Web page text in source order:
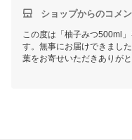
ショップからのコメ
この度は「柚子みつ500ml
す。無事にお届けできまし
葉をお寄せいただきありが
さわやかな柚子の香りとや